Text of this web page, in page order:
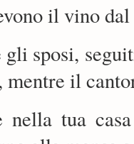
il vino
sposi,
mentre il
nella tua